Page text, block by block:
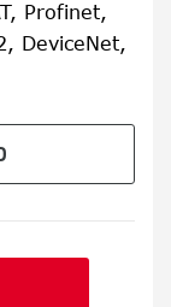
Profinet,
DeviceNet,